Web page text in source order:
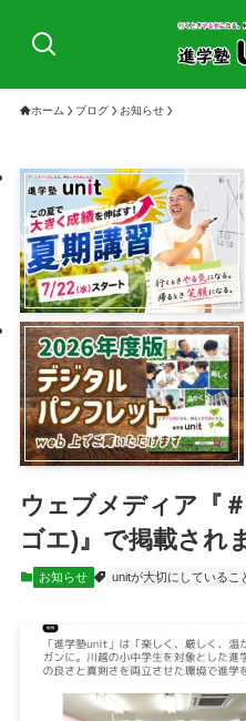
ホーム ブログ お知らせ
ウェブメディア『
ゴエ)』で掲載され
お知らせ unitが大切にしているこ